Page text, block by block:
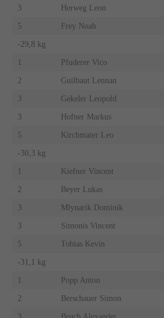
3 Herweg Leon
5 Frey Noah
-29,8 kg
Pfuderer Vico
2 Guilbaut Lennan
3 Gekeler Leopold
3 Hofner Markus
5 Kirchmaier Leo
-30,3 kg
Kiefner Vincent
2 Beyer Lukas
3 Mlynarik Dominik
3 Simonis Vincent
5 Tobias Kevin
-31,1 kg
Popp Anton
2 Berschauer Simon